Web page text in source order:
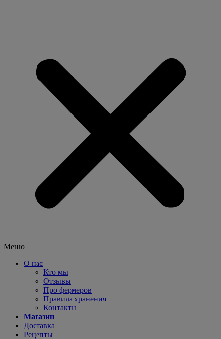
Меню
О нас
Кто мы
Отзывы
Про фермеров
Правила хранения
Контакты
Магазин
Доставка
Рецепты